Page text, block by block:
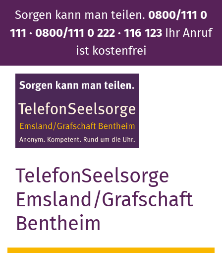
Inhalt
Sorgen kann man teilen. 0800/111 0
111 · 0800/111 0 222 · 116 123 Ihr Anruf
ist kostenfrei
TelefonSeelsorge
Emsland/Grafschaft
Bentheim